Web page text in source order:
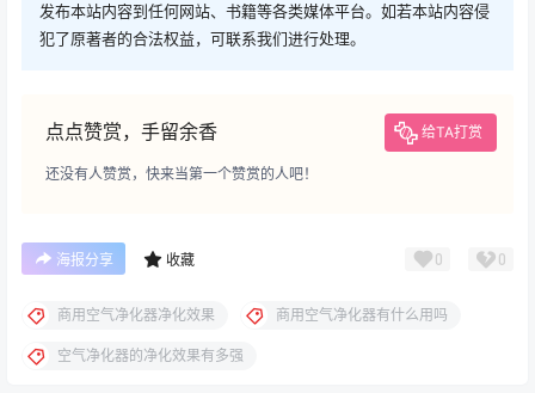
发布本站内容到任何网站、书籍等各类媒体平台。如若本站内容侵
犯了原著者的合法权益，可联系我们进行处理。
点点赞赏，手留余香 给TA打赏
还没有人赞赏，快来当第一个赞赏的人吧！
海报分享 收藏 0 0
商用空气净化器净化效果 商用空气净化器有什么用吗
空气净化器的净化效果有多强